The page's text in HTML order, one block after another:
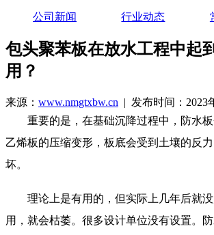
公司新闻 行业动态
包头聚苯板在放水工程中起
用？
来源： www.nmgtxbw.cn | 发布时间：2023
重要的是，在基础沉降过程中，防水板
乙烯板的压缩变形，板底会受到土壤的反
坏。
理论上是有用的，但实际上几年后就没
用，就会枯萎。很多设计单位没有设置。